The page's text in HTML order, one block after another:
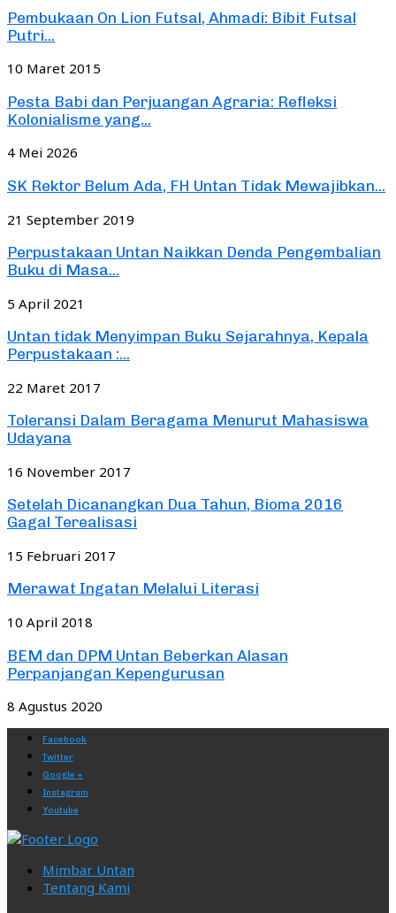
Pembukaan On Lion Futsal, Ahmadi: Bibit Futsal
Putri...
10 Maret 2015
Pesta Babi dan Perjuangan Agraria: Refleksi
Kolonialisme yang...
4 Mei 2026
SK Rektor Belum Ada, FH Untan Tidak Mewajibkan...
21 September 2019
Perpustakaan Untan Naikkan Denda Pengembalian
Buku di Masa...
5 April 2021
Untan tidak Menyimpan Buku Sejarahnya, Kepala
Perpustakaan :...
22 Maret 2017
Toleransi Dalam Beragama Menurut Mahasiswa
Udayana
16 November 2017
Setelah Dicanangkan Dua Tahun, Bioma 2016
Gagal Terealisasi
15 Februari 2017
Merawat Ingatan Melalui Literasi
10 April 2018
BEM dan DPM Untan Beberkan Alasan
Perpanjangan Kepengurusan
8 Agustus 2020
Facebook
Twitter
Google +
Instagram
Youtube
Mimbar Untan
Tentang Kami